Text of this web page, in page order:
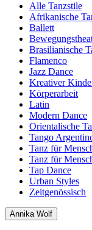
Alle Tanzstile
Afrikanische
Ballett
Brasilianische
Flamenco
Jazz Dance
Kreativer
Körperarbeit
Latin
Modern Dance
Orientalische
Tango
Tanz für
Tanz für
Tap Dance
Urban Styles
Zeitgenössisch
Annika Wolf